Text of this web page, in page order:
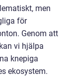
men
för
Genom att
vi hjälpa
knepiga
ekosystem.